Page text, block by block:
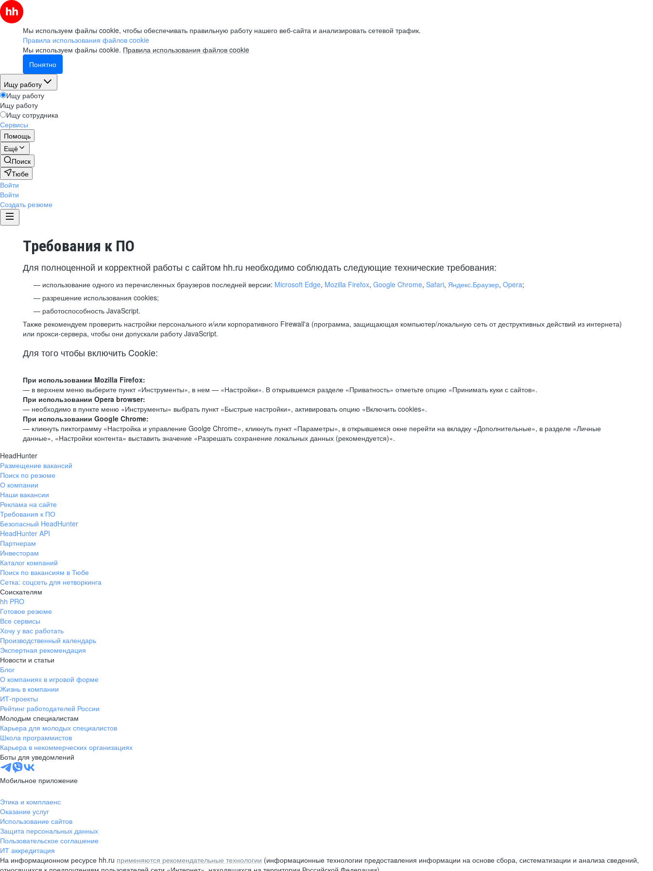
Мы используем файлы cookie, чтобы обеспечивать правильную работу нашего веб-сайта и анализировать сетевой трафик.
Правила использования файлов cookie
Мы используем файлы cookie. Правила использования файлов cookie
Понятно
Ищу работу
Ищу работу
Ищу работу
Ищу сотрудника
Сервисы
Помощь
Ещё
Поиск
Тюбе
Войти
Войти
Создать резюме
Требования к ПО
Для полноценной и корректной работы с сайтом hh.ru необходимо соблюдать следующие технические требования:
использование одного из перечисленных браузеров последней версии: Microsoft Edge, Mozilla Firefox, Google Chrome, Safari, Яндекс.Браузер, Opera;
разрешение использования cookies;
работоспособность JavaScript.
Также рекомендуем проверить настройки персонального и/или корпоративного Firewall'a (программа, защищающая компьютер/локальную сеть от деструктивных действий из интернета)
или прокси-сервера, чтобы они допускали работу JavaScript.
Для того чтобы включить Cookie:
При использовании Mozilla Firefox:
— в верхнем меню выберите пункт «Инструменты», в нем — «Настройки». В открывшемся разделе «Приватность» отметьте опцию «Принимать куки с сайтов».
При использовании Opera browser:
— необходимо в пункте меню «Инструменты» выбрать пункт «Быстрые настройки», активировать опцию «Включить cookies».
При использовании Google Chrome:
— кликнуть пиктограмму «Настройка и управление Goolge Chrome», кликнуть пункт «Параметры», в открывшемся окне перейти на вкладку «Дополнительные», в разделе «Личные
данные», «Настройки контента» выставить значение «Разрешать сохранение локальных данных (рекомендуется)».
HeadHunter
Размещение вакансий
Поиск по резюме
О компании
Наши вакансии
Реклама на сайте
Требования к ПО
Безопасный HeadHunter
HeadHunter API
Партнерам
Инвесторам
Каталог компаний
Поиск по вакансиям в Тюбе
Сетка: соцсеть для нетворкинга
Соискателям
hh PRO
Готовое резюме
Все сервисы
Хочу у вас работать
Производственный календарь
Экспертная рекомендация
Новости и статьи
Блог
О компаниях в игровой форме
Жизнь в компании
ИТ-проекты
Рейтинг работодателей России
Молодым специалистам
Карьера для молодых специалистов
Школа программистов
Карьера в некоммерческих организациях
Боты для уведомлений
Мобильное приложение
Этика и комплаенс
Оказание услуг
Использование сайтов
Защита персональных данных
Пользовательское соглашение
ИТ аккредитация
На информационном ресурсе hh.ru применяются рекомендательные технологии (информационные технологии предоставления информации на основе сбора, систематизации и анализа сведений,